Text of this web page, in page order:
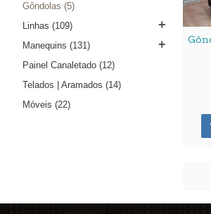
Gôndolas (5)
Linhas (109) +
Manequins (131) +
Painel Canaletado (12)
Telados | Aramados (14)
Móveis (22)